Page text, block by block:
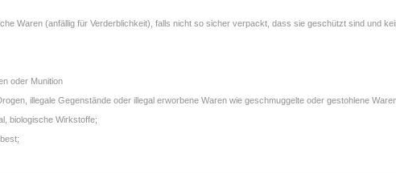
Waren (anfällig für Verderblichkeit), falls nicht so sicher verpackt, dass sie geschützt sind und
oder Munition
illegale Gegenstände oder illegal erworbene Waren wie geschmuggelte oder gestohlene
biologische Wirkstoffe;